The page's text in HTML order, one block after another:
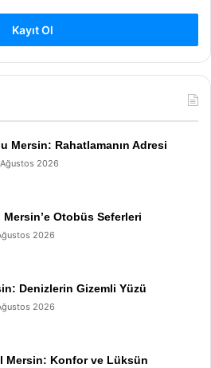
Kayıt Ol
Mersin: Rahatlamanın Adresi
2026
Mersin’e Otobüs Seferleri
2026
Denizlerin Gizemli Yüzü
2026
Mersin: Konfor ve Lüksün